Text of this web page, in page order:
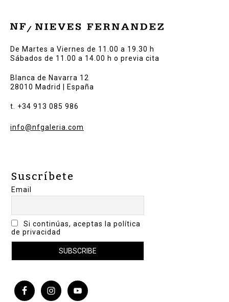
De Martes a Viernes de 11.00 a 19.30 h
Sábados de 11.00 a 14.00 h o previa cita
Blanca de Navarra 12
28010 Madrid | España
t. +34 913 085 986
info@nfgaleria.com
Suscríbete
Email
Si continúas, aceptas la política
de privacidad